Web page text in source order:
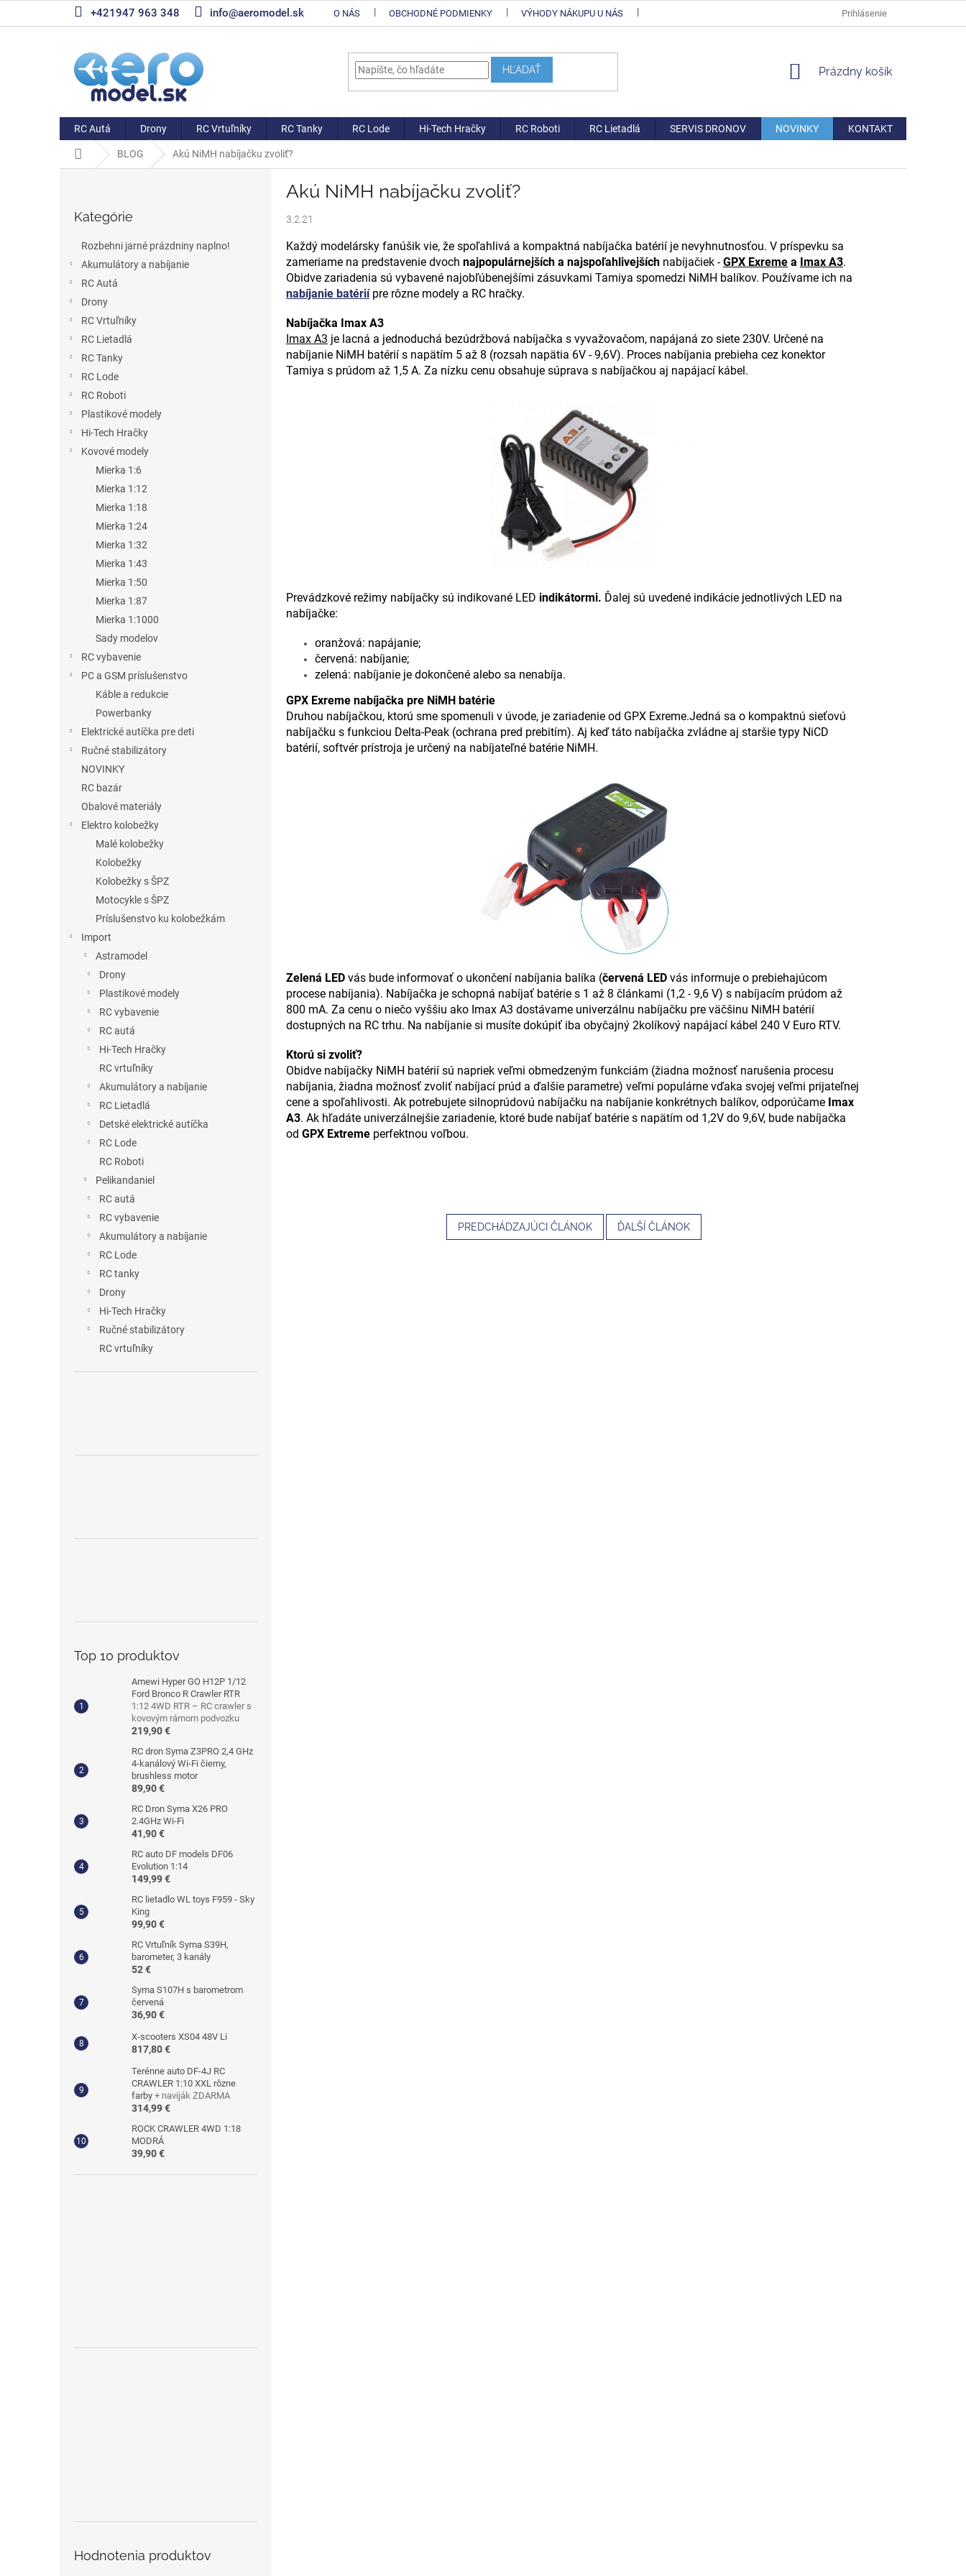
+421947 963 348 info@aeromodel.sk O NÁS OBCHODNÉ PODMIENKY VÝHODY NÁKUPU U NÁS AKO REKLAMOVAŤ/VRÁTIŤ
Prihlásenie
HĽADAŤ
NÁKUPNÝ
Prázdny košík
RC Autá Drony RC Vrtuľníky RC Tanky RC Lode Hi-Tech Hračky RC Roboti RC Lietadlá SERVIS DRONOV NOVINKY KONTAKT
DomovBLOG Akú NiMH nabíjačku zvoliť?
kategórie
Kategórie
Rozbehni jarné prázdniny naplno!
Akumulátory a nabíjanie
RC Autá
Drony
RC Vrtuľníky
RC Lietadlá
RC Tanky
RC Lode
RC Roboti
Plastikové modely
Hi-Tech Hračky
Kovové modely
Mierka 1:6
Mierka 1:12
Mierka 1:18
Mierka 1:24
Mierka 1:32
Mierka 1:43
Mierka 1:50
Mierka 1:87
Mierka 1:1000
Sady modelov
RC vybavenie
PC a GSM príslušenstvo
Káble a redukcie
Powerbanky
Elektrické autíčka pre deti
Ručné stabilizátory
NOVINKY
RC bazár
Obalové materiály
Elektro kolobežky
Malé kolobežky
Kolobežky
Kolobežky s ŠPZ
Motocykle s ŠPZ
Príslušenstvo ku kolobežkám
Import
Astramodel
Drony
Plastikové modely
RC vybavenie
RC autá
Hi-Tech Hračky
RC vrtuľníky
Akumulátory a nabíjanie
RC Lietadlá
Detské elektrické autíčka
RC Lode
RC Roboti
Pelikandaniel
RC autá
RC vybavenie
Akumulátory a nabíjanie
RC Lode
RC tanky
Drony
Hi-Tech Hračky
Ručné stabilizátory
RC vrtuľníky
Top 10 produktov
Amewi Hyper GO H12P 1/12
Ford Bronco R Crawler RTR
1:12 4WD RTR – RC crawler s
kovovým rámom podvozku
219,90 €
RC dron Syma Z3PRO 2,4 GHz
4-kanálový Wi-Fi čierny,
brushless motor
89,90 €
RC Dron Syma X26 PRO
2.4GHz Wi-Fi
41,90 €
RC auto DF models DF06
Evolution 1:14
149,99 €
RC lietadlo WL toys F959 - Sky
King
99,90 €
RC Vrtuľník Syma S39H,
barometer, 3 kanály
52 €
Syma S107H s barometrom
červená
36,90 €
X-scooters XS04 48V Li
817,80 €
Terénne auto DF-4J RC
CRAWLER 1:10 XXL rôzne
farby + naviják ZDARMA
314,99 €
ROCK CRAWLER 4WD 1:18
MODRÁ
39,90 €
Hodnotenia produktov
Akú NiMH nabíjačku zvoliť?
3.2.21
Každý modelársky fanúšik vie, že spoľahlivá a kompaktná nabíjačka batérií je nevyhnutnosťou. V príspevku sa
zameriame na predstavenie dvoch najpopulárnejších a najspoľahlivejších nabíjačiek -GPX Exreme a Imax A3.
Obidve zariadenia sú vybavené najobľúbenejšími zásuvkami Tamiya spomedzi NiMH balíkov. Používame ich na
nabíjanie batériípre rôzne modely a RC hračky.
Nabíjačka Imax A3
Imax A3 je lacná a jednoduchá bezúdržbová nabíjačka s vyvažovačom, napájaná zo siete 230V. Určené na
nabíjanie NiMH batérií s napätím 5 až 8 (rozsah napätia 6V - 9,6V). Proces nabíjania prebieha cez konektor
Tamiya s prúdom až 1,5 A. Za nízku cenu obsahuje súprava s nabíjačkou aj napájací kábel.
Prevádzkové režimy nabíjačky sú indikované LED indikátormi. Ďalej sú uvedené indikácie jednotlivých LED na
nabíjačke:
oranžová: napájanie;
červená: nabíjanie;
zelená: nabíjanie je dokončené alebo sa nenabíja.
GPX Exreme nabíjačka pre NiMH batérie
Druhou nabíjačkou, ktorú sme spomenuli v úvode, je zariadenie od GPX Exreme.Jedná sa o kompaktnú sieťovú
nabíjačku s funkciou Delta-Peak (ochrana pred prebitím). Aj keď táto nabíjačka zvládne aj staršie typy NiCD
batérií, softvér prístroja je určený na nabíjateľné batérie NiMH.
Zelená LED vás bude informovať o ukončení nabíjania balíka (červená LED vás informuje o prebiehajúcom
procese nabíjania). Nabíjačka je schopná nabíjať batérie s 1 až 8 článkami (1,2 - 9,6 V) s nabíjacím prúdom až
800 mA. Za cenu o niečo vyššiu ako Imax A3 dostávame univerzálnu nabíjačku pre väčšinu NiMH batérií
dostupných na RC trhu. Na nabíjanie si musíte dokúpiť iba obyčajný 2kolíkový napájací kábel 240 V Euro RTV.
Ktorú si zvoliť?
Obidve nabíjačky NiMH batérií sú napriek veľmi obmedzeným funkciám (žiadna možnosť narušenia procesu
nabíjania, žiadna možnosť zvoliť nabíjací prúd a ďalšie parametre) veľmi populárne vďaka svojej veľmi prijateľnej
cene a spoľahlivosti. Ak potrebujete silnoprúdovú nabíjačku na nabíjanie konkrétnych balíkov, odporúčame Imax
A3. Ak hľadáte univerzálnejšie zariadenie, ktoré bude nabíjať batérie s napätím od 1,2V do 9,6V, bude nabíjačka
od GPX Extreme perfektnou voľbou.
PREDCHÁDZAJÚCI ČLÁNOK ĎALŠÍ ČLÁNOK